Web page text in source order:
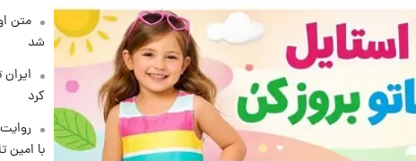
متن
شد
کرد
با امین